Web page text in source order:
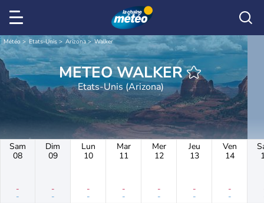
Météo Etats-Unis Arizona Walker
METEO WALKER
Etats-Unis (Arizona)
Sam
08
-
-
Dim
09
-
-
Lun
10
-
-
Mar
11
-
-
Mer
12
-
-
Jeu
13
-
-
Ven
14
-
-